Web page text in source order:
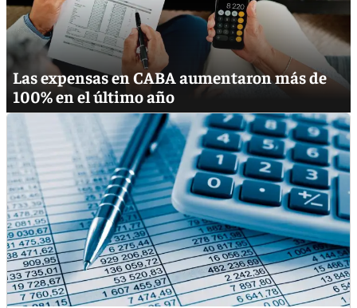
Las expensas en CABA aumentaron más de
100% en el último año